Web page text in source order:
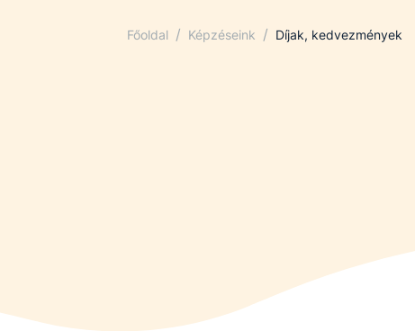
Főoldal / Képzéseink / Díjak, kedvezmények